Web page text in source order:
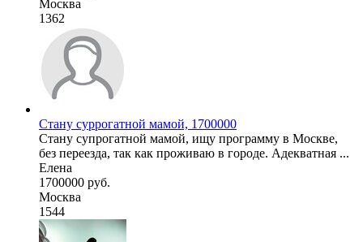
Москва
1362
Стану суррогатной мамой, 1700000
Стану супрогатной мамой, ищу программу в Москве,
без переезда, так как проживаю в городе. Адекватная ...
Елена
1700000 руб.
Москва
1544